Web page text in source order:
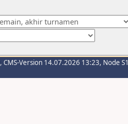
, CMS-Version 14.07.2026 13:23, Node S1